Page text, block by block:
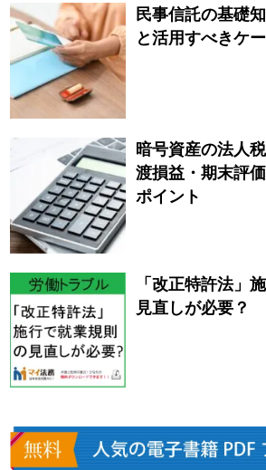
民事信託の基礎
と活用すべきケ
暗号資産の法人
渡損益・期末評
ポイント
「改正特許法」
見直しが必要？